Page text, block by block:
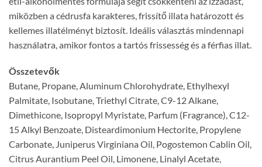
miközben a cédrusfa karakteres, frissítő illata határozott és
kellemes illatélményt biztosít. Ideális választás mindennapi
használatra, amikor fontos a tartós frissesség és a férfias illat.
Összetevők
Butane, Propane, Aluminum Chlorohydrate, Ethylhexyl
Palmitate, Isobutane, Triethyl Citrate, C9-12 Alkane,
Dimethicone, Isopropyl Myristate, Parfum (Fragrance), C12-
15 Alkyl Benzoate, Disteardimonium Hectorite, Propylene
Carbonate, Juniperus Virginiana Oil, Pogostemon Cablin Oil,
Citrus Aurantium Peel Oil, Limonene, Linalyl Acetate,